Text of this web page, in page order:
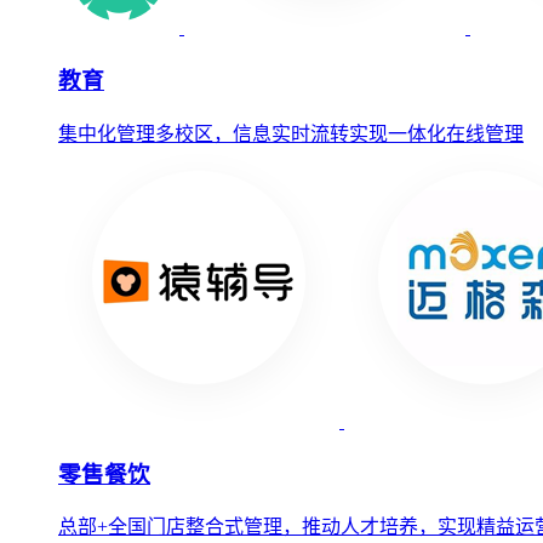
教育
集中化管理多校区，信息实时流转实现一体化在线管理
零售餐饮
总部+全国门店整合式管理，推动人才培养，实现精益运